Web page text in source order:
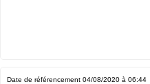
Date de référencement 04/08/2020 à 06:44